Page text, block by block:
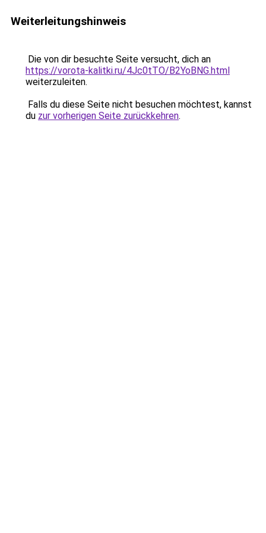
Weiterleitungshinweis
Die von dir besuchte Seite versucht, dich an
https://vorota-kalitki.ru/4Jc0tTO/B2YoBNG.html
weiterzuleiten.
Falls du diese Seite nicht besuchen möchtest, kannst
du zur vorherigen Seite zurückkehren.